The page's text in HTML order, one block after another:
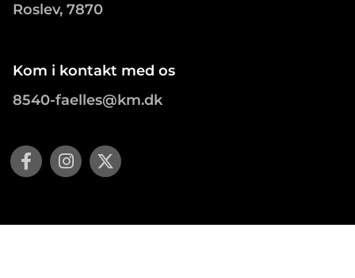
Roslev, 7870
Kom i kontakt med os
8540-faelles@km.dk